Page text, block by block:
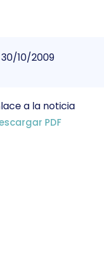
30/10/2009
a la noticia
PDF